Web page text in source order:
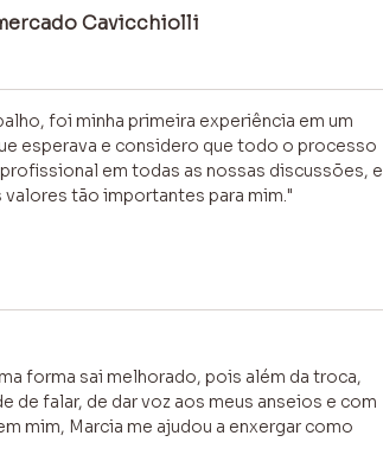
Cavicchiolli
foi minha primeira experiência em um
esperava e considero que todo o processo
em todas as nossas discussões, e
tão importantes para mim."
forma sai melhorado, pois além da troca,
falar, de dar voz aos meus anseios e com
mim, Marcia me ajudou a enxergar como